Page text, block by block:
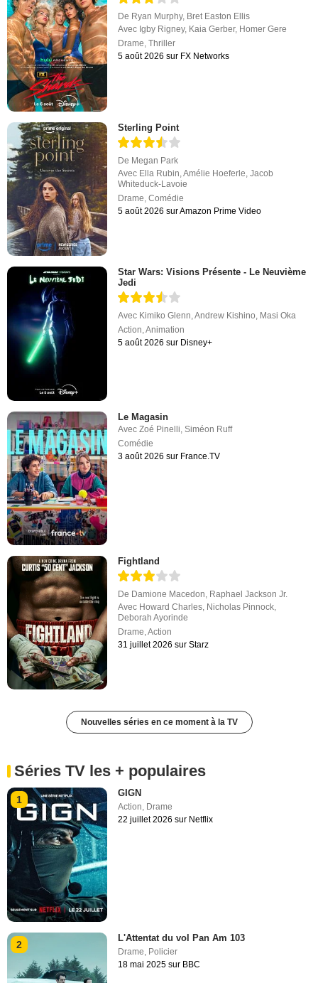
De Ryan Murphy, Bret Easton Ellis
Avec Igby Rigney, Kaia Gerber, Homer Gere
Drame,Thriller
5 août 2026 sur FX Networks
Sterling Point
De Megan Park
Avec Ella Rubin,Amélie Hoeferle,Jacob
Whiteduck-Lavoie
Drame,Comédie
5 août 2026 sur Amazon Prime Video
Star Wars: Visions Présente - Le Neuvième
Jedi
Avec Kimiko Glenn,Andrew Kishino, Masi Oka
Action,Animation
5 août 2026 sur Disney+
Le Magasin
AvecZoé Pinelli ,Siméon Ruff
Comédie
3 août 2026 sur France.TV
Fightland
De Damione Macedon, Raphael Jackson Jr.
Avec Howard Charles, Nicholas Pinnock,
Deborah Ayorinde
Drame,Action
31 juillet 2026 sur Starz
Nouvelles séries en ce moment à la TV
Séries TV les + populaires
1
GIGN
Action, Drame
22 juillet 2026 sur Netflix
2
L'Attentat du vol Pan Am 103
Drame Policier
18 mai 2025 sur BBC